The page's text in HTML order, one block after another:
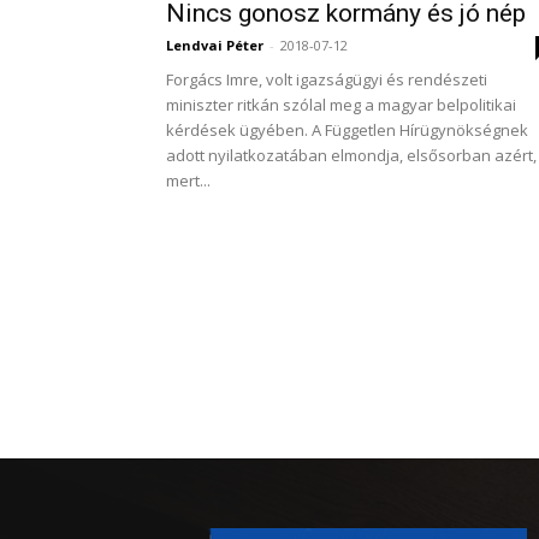
Nincs gonosz kormány és jó nép
Lendvai Péter - 2018-07-12
Forgács Imre, volt igazságügyi és rendészeti
miniszter ritkán szólal meg a magyar belpolitikai
kérdések ügyében. A Független Hírügynökségnek
adott nyilatkozatában elmondja, elsősorban azért,
mert...